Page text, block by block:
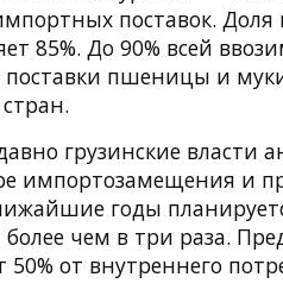
поставок.
85%. До 90% всей
пшеницы и
грузинские власти
импортозамещения и
годы
чем в три раза.
50% от внутреннего